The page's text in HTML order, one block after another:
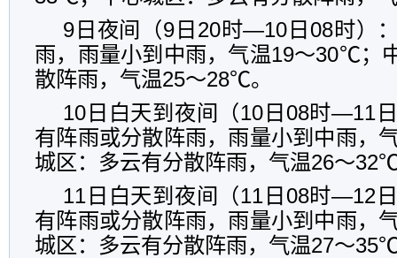
9日夜间（9日20时—10日08时）
雨，雨量小到中雨，气温19～30℃；
散阵雨，气温25～28℃。
10日白天到夜间（10日08时—11
有阵雨或分散阵雨，雨量小到中雨，
城区：多云有分散阵雨，气温26～
11日白天到夜间（11日08时—12
有阵雨或分散阵雨，雨量小到中雨，
城区：多云有分散阵雨，气温27～